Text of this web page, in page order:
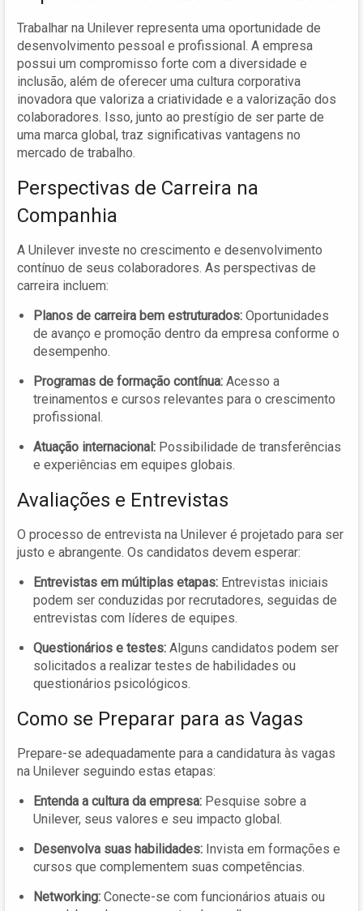
Trabalhar na Unilever representa uma oportunidade de
desenvolvimento pessoal e profissional. A empresa
possui um compromisso forte com a diversidade e
inclusão, além de oferecer uma cultura corporativa
inovadora que valoriza a criatividade e a valorização dos
colaboradores. Isso, junto ao prestígio de ser parte de
uma marca global, traz significativas vantagens no
mercado de trabalho.
Perspectivas de Carreira na
Companhia
A Unilever investe no crescimento e desenvolvimento
contínuo de seus colaboradores. As perspectivas de
carreira incluem:
Planos de carreira bem estruturados: Oportunidades
de avanço e promoção dentro da empresa conforme o
desempenho.
Programas de formação contínua: Acesso a
treinamentos e cursos relevantes para o crescimento
profissional.
Atuação internacional: Possibilidade de transferências
e experiências em equipes globais.
Avaliações e Entrevistas
O processo de entrevista na Unilever é projetado para ser
justo e abrangente. Os candidatos devem esperar:
Entrevistas em múltiplas etapas: Entrevistas iniciais
podem ser conduzidas por recrutadores, seguidas de
entrevistas com líderes de equipes.
Questionários e testes: Alguns candidatos podem ser
solicitados a realizar testes de habilidades ou
questionários psicológicos.
Como se Preparar para as Vagas
Prepare-se adequadamente para a candidatura às vagas
na Unilever seguindo estas etapas:
Entenda a cultura da empresa: Pesquise sobre a
Unilever, seus valores e seu impacto global.
Desenvolva suas habilidades: Invista em formações e
cursos que complementem suas competências.
Networking: Conecte-se com funcionários atuais ou